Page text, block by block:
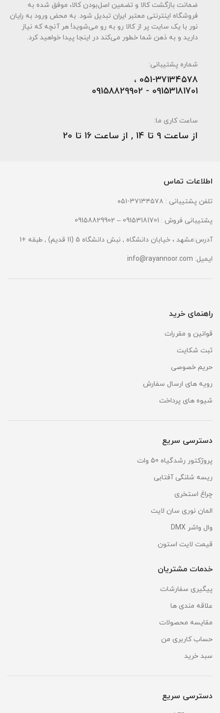
ضمانت بازگشت کالا و تضمین اصل‌بودن کالا، موفق شده به
فروشگاه اینترنتی معتبر ایران تبدیل شود. به محض ورود به رایان
نور با یک سایت پر از کالا رو به رو می‌شوید! هر آنچه که نیاز
دارید و به ذهن شما خطور می‌کند در اینجا پیدا خواهید کرد.
شماره پشتیبانی:
051-۳۷۱۳۴۵۷۸ ،
09153181701 - 09158829902
ساعت کاری ما:
از ساعت 9 تا 14 , از ساعت 16 تا 20
اطلاعات تماس
تلفن پشتیبانی : ۳۷۱۳۴۵۷۸-۰۵۱
پشتیبانی فروش : 09153181701 – 09158829902
آدرس:مشهد ، خیابان دانشگاه , نبش دانشگاه 5 (11 قدیم) , طبقه +1
ایمیل: info@rayannoor.com
راهنمای خرید
قوانین و مقررات
ثبت شکایت
حریم خصوصی
رویه های ارسال سفارش
شیوه های پرداخت
دسترسی سریع
پروژکتور رشدگیاه 50 وات
ریسه شلنگی آفتابی
چراغ استخری
المان نوری سان لایت
وال واشر DMX
قیمت لایت استون
خدمات مشتریان
پیگیری سفارشات
علاقه مندی ها
مقایسه محصولات
حساب کاربری من
سبد خرید
دسترسی سریع